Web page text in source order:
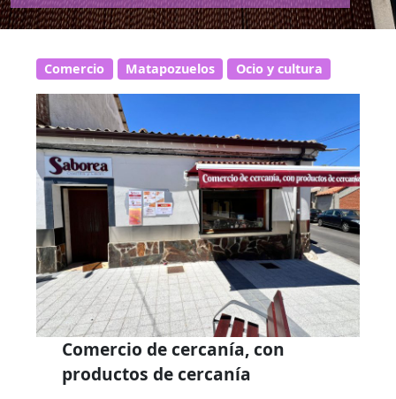
Comercio Matapozuelos Ocio y cultura
Comercio de cercanía, con
productos de cercanía